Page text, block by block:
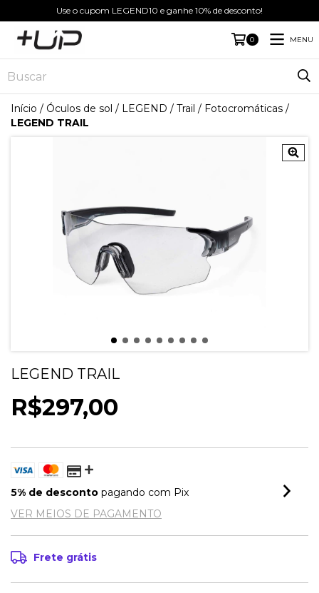
Use o cupom LEGEND10 e ganhe 10% de desconto!
0 MENU
Início / Óculos de sol / LEGEND / Trail / Fotocromáticas /
LEGEND TRAIL
LEGEND TRAIL
R$297,00
5% de desconto pagando com Pix
VER MEIOS DE PAGAMENTO
Frete grátis